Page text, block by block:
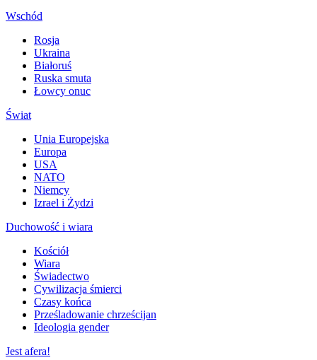
Wschód
Rosja
Ukraina
Białoruś
Ruska smuta
Łowcy onuc
Świat
Unia Europejska
Europa
USA
NATO
Niemcy
Izrael i Żydzi
Duchowość i wiara
Kościół
Wiara
Świadectwo
Cywilizacja śmierci
Czasy końca
Prześladowanie chrześcijan
Ideologia gender
Jest afera!